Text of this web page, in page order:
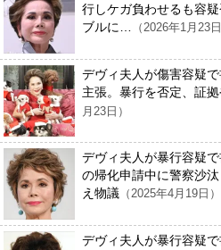
行しケガ負わせるも容
ブルに… （2026年1月23日
デヴィ夫人が傷害容疑
主張。暴行を否定、証
月23日）
デヴィ夫人が暴行容疑
の帰化申請中に警察沙
え物議 （2025年4月19日）
デヴィ夫人が暴行容疑